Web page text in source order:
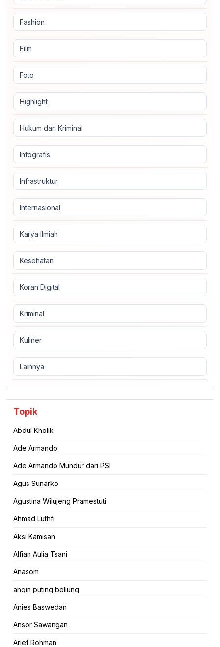
Fashion
Film
Foto
Highlight
Hukum dan Kriminal
Infografis
Infrastruktur
Internasional
Karya Ilmiah
Kesehatan
Koran Digital
Kriminal
Kuliner
Lainnya
Topik
Abdul Kholik
Ade Armando
Ade Armando Mundur dari PSI
Agus Sunarko
Agustina Wilujeng Pramestuti
Ahmad Luthfi
Aksi Kamisan
Alfian Aulia Tsani
Anasom
angin puting beliung
Anies Baswedan
Ansor Sawangan
Arief Rohman